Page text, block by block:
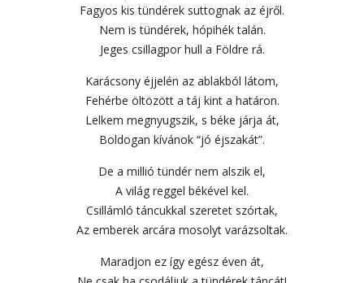
Fagyos kis tündérek suttognak az éjről.
Nem is tündérek, hópihék talán.
Jeges csillagpor hull a Földre rá.
Karácsony éjjelén az ablakból látom,
Fehérbe öltözött a táj kint a határon.
Lelkem megnyugszik, s béke járja át,
Boldogan kívánok “jó éjszakát”.
De a millió tündér nem alszik el,
A világ reggel békével kel.
Csillámló táncukkal szeretet szórtak,
Az emberek arcára mosolyt varázsoltak.
Maradjon ez így egész éven át,